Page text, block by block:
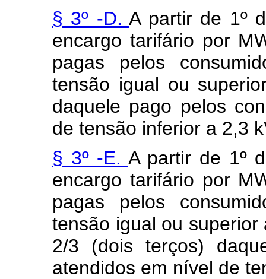
§ 3º -D.A partir de 1º
encargo tarifário por
pagas pelos
tensão igual ou
daquele pago pelos
de tensão inferior a 2,3
§ 3º -E. A partir de 1º
encargo tarifário por
pagas pelos
tensão igual ou
2/3 (dois terços)
atendidos em nível de